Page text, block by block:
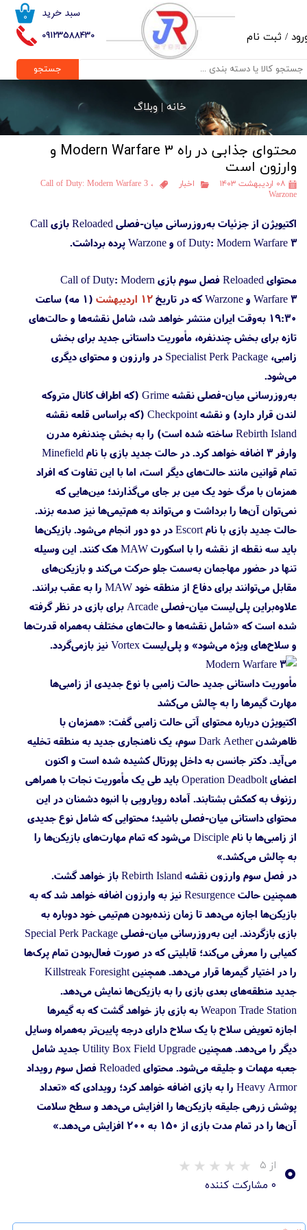
09123588430
۰ سبد خرید
/ ثبت نام
حساب کاربری من
تغییر گذر واژه
خروج از حساب کاربری
جستجو
خانه |وبلاگ
محتوای جذابی در راه Modern Warfare 3 و
وارزون است
۰۸ اردیبهشت ۱۴۰۳ اخبار Call of Duty: Modern Warfare 3 ،
Warzone
اکتیویژن از جزئیات به‌روزرسانی میان-فصلی Reloaded بازی Call
of Duty: Modern Warfare 3 و Warzone پرده برداشت.
محتوای Reloaded فصل سوم بازی Call of Duty: Modern
Warfare 3 و Warzone که در تاریخ
۱۲ اردیبهشت
(۱ مه) ساعت
۱۹:۳۰ به‌وقت ایران منتشر خواهد شد، شامل نقشه‌ها و حالت‌های
تازه برای بخش چندنفره، مأموریت داستانی جدید برای بخش
زامبی، Specialist Perk Package در وارزون و محتوای دیگری
می‌شود.
به‌روزرسانی میان-فصلی نقشه Grime (که اطراف کانال متروکه
لندن قرار دارد) و نقشه Checkpoint (که براساس قلعه نقشه
Rebirth Island ساخته شده است) را به بخش چندنفره مدرن
وارفر ۳ اضافه خواهد کرد. در حالت جدید بازی با نام Minefield
تمام قوانین مانند حالت‌های دیگر است، اما با این تفاوت که افراد
همزمان با مرگ خود یک مین بر جای می‌گذارند؛ مین‌هایی که
نمی‌توان آن‌ها را برداشت و می‌تواند به هم‌تیمی‌ها نیز صدمه بزند.
حالت جدید بازی با نام Escort در دو دور انجام می‌شود. بازیکن‌ها
باید سه نقطه از نقشه را با اسکورت MAW هک کنند. این وسیله
تنها در حضور مهاجمان به‌سمت جلو حرکت می‌‌کند و بازیکن‌‌های
مقابل می‌توانند برای دفاع از منطقه خود MAW را به عقب برانند.
علاوه‌براین پلی‌لیست میان-فصلی Arcade برای بازی در نظر گرفته
شده است که «شامل نقشه‌ها و حالت‌های مختلف به‌همراه قدرت‌ها
و سلاح‌های ویژه می‌شود» و پلی‌لیست Vortex نیز بازمی‌گردد.
مأموریت داستانی جدید حالت زامبی با نوع جدیدی از زامبی‌ها
مهارت گیمرها را به چالش می‌کشد
اکتیویژن درباره محتوای آتی حالت زامبی گفت: «همزمان با
ظاهرشدن Dark Aether سوم، یک ناهنجاری جدید به منطقه تخلیه
می‌آید. دکتر جانسن به داخل پورتال کشیده شده است و اکنون
اعضای Operation Deadbolt باید طی یک مأموریت نجات با همراهی
رزنوف به کمکش بشتابند. آماده رویارویی با انبوه دشمنان در این
محتوای داستانی میان-فصلی باشید؛ محتوایی که شامل نوع جدیدی
از زامبی‌ها با نام Disciple می‌شود که تمام مهارت‌های بازیکن‌ها را
به چالش می‌کشد.»
در فصل سوم وارزون نقشه Rebirth Island باز خواهد گشت.
همچنین حالت Resurgence نیز به وارزون اضافه خواهد شد که به
بازیکن‌ها اجازه می‌دهد تا زمان زنده‌بودن هم‌‌تیمی خود دوباره به
بازی بازگردند. این به‌روزرسانی میان-فصلی Special Perk Package
کمیابی را معرفی می‌کند؛ قابلیتی که در صورت فعال‌بودن تمام پرک‌ها
را در اختیار گیمرها قرار می‌‌دهد. همچنین Killstreak Foresight
جدید منطقه‌های بعدی بازی را به بازیکن‌ها نمایش می‌دهد.
Weapon Trade Station به بازی باز خواهد گشت که به گیمرها
اجازه تعویض سلاح با یک سلاح دارای درجه پایین‌تر به‌همراه وسایل
دیگر را می‌دهد. همچنین Utility Box Field Upgrade جدید شامل
جعبه مهمات و جلیقه می‌شود. محتوای Reloaded فصل سوم رویداد
Heavy Armor را به بازی اضافه خواهد کرد؛ رویدادی که «تعداد
پوشش زرهی جلیقه بازیکن‌ها را افزایش می‌دهد و سطح سلامت
آن‌ها را در تمام مدت بازی از ۱۵۰ به ۲۰۰ افزایش می‌دهد.»
۰ از ۵
۰ مشارکت کننده